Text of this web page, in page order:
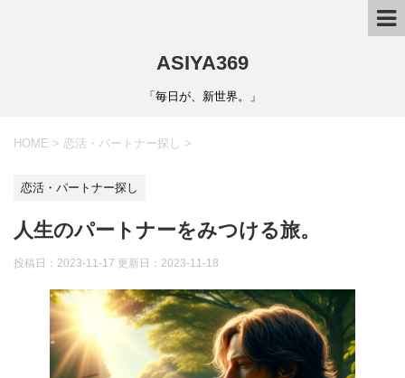
ASIYA369
「毎日が、新世界。」
HOME > 恋活・パートナー探し >
恋活・パートナー探し
人生のパートナーをみつける旅。
投稿日：2023-11-17 更新日： 2023-11-18